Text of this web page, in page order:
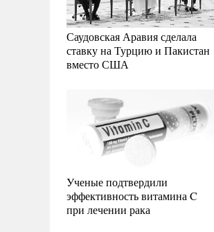
Саудовская Аравия сделала
ставку на Турцию и Пакистан
вместо США
Ученые подтвердили
эффективность витамина C
при лечении рака